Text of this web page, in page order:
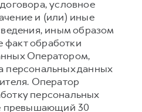
условное
и (или) иные
иным образом
обработки
Оператором,
персональных данных
Оператор
персональных
превышающий 30